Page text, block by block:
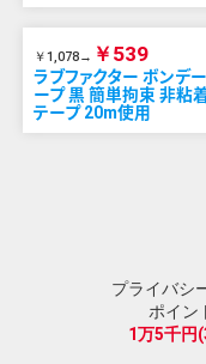
￥1,078→ ￥539
ラブファクター ボンデ
ープ 黒 簡単拘束 非粘
テープ 20m使用
プライバシ
ポイン
1万5千円